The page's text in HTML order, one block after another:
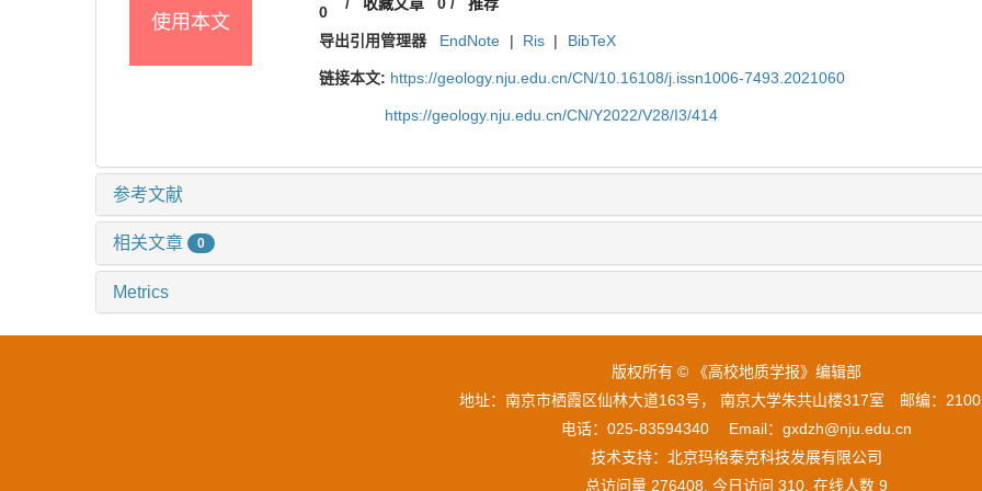
使用本文 0
导出引用管理器 EndNote | Ris | BibTeX
链接本文: https://geology.nju.edu.cn/CN/10.16108/j.issn1006-7493.2021060
https://geology.nju.edu.cn/CN/Y2022/V28/I3/414
参考文献
相关文章 0
Metrics
版权所有 © 《高校地质学报》编辑部
地址：南京市栖霞区仙林大道163号， 南京大学朱共山楼317室 邮编：
电话：025-83594340 Email：gxdzh@nju.edu.cn
技术支持： 北京玛格泰克科技发展有限公司
总访问量 276408, 今日访问 310, 在线人数 9